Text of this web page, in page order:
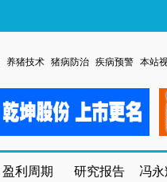
养猪技术 猪病防治 疾病预警 本站
盈利周期 研究报告 冯